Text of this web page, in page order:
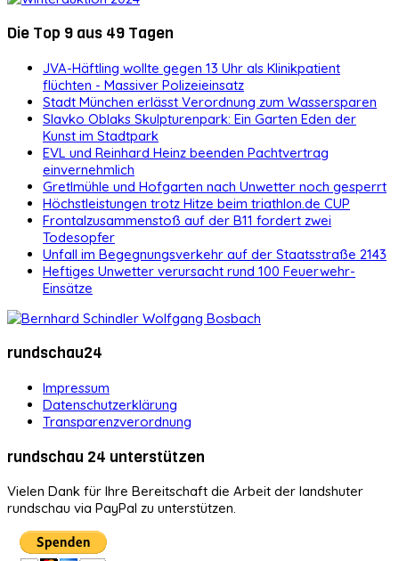
Die Top 9 aus 49 Tagen
JVA-Häftling wollte gegen 13 Uhr als Klinikpatient
flüchten - Massiver Polizeieinsatz
Stadt München erlässt Verordnung zum Wassersparen
Slavko Oblaks Skulpturenpark: Ein Garten Eden der
Kunst im Stadtpark
EVL und Reinhard Heinz beenden Pachtvertrag
einvernehmlich
Gretlmühle und Hofgarten nach Unwetter noch gesperrt
Höchstleistungen trotz Hitze beim triathlon.de CUP
Frontalzusammenstoß auf der B11 fordert zwei
Todesopfer
Unfall im Begegnungsverkehr auf der Staatsstraße 2143
Heftiges Unwetter verursacht rund 100 Feuerwehr-
Einsätze
rundschau24
Impressum
Datenschutzerklärung
Transparenzverordnung
rundschau 24 unterstützen
Vielen Dank für Ihre Bereitschaft die Arbeit der landshuter
rundschau via PayPal zu unterstützen.